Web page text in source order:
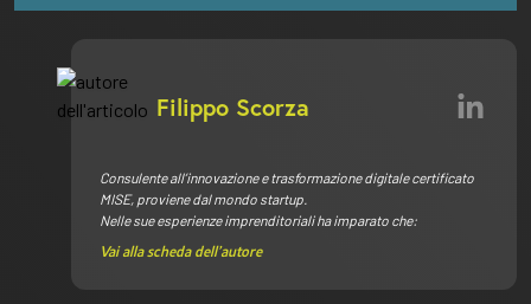
Filippo Scorza
Consulente all’innovazione e trasformazione digitale certificato
MISE, proviene dal mondo startup.
Nelle sue esperienze imprenditoriali ha imparato che:
Vai alla scheda dell’autore